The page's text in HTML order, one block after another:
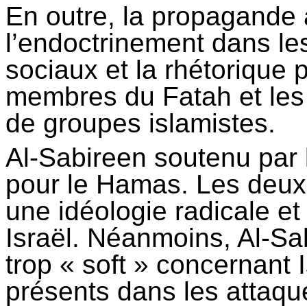
En outre, la
l’endoctrinement dans
sociaux et la rhétorique
membres du Fatah et
de groupes islamistes.
Al-Sabireen soutenu par
pour le Hamas. Les
une idéologie radicale
Israël. Néanmoins, Al-
trop « soft » concernant
présents dans les